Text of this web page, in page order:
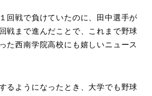
回戦で負けていたのに、田中選手が
戦まで進んだことで、これまで野球
た西南学院高校にも嬉しいニュース
るようになったとき、大学でも野球